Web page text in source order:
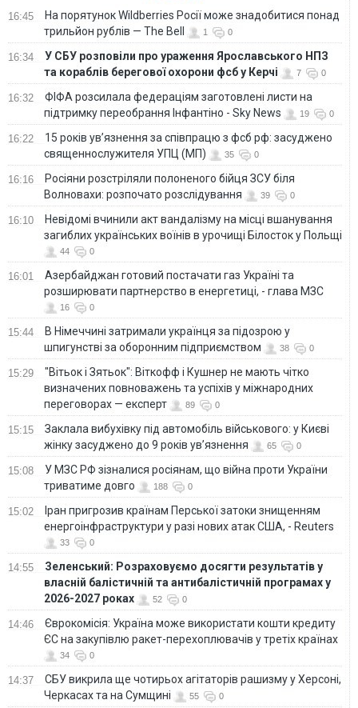
16:45
На порятунок Wildberries Росії може знадобитися понад
трильйон рублів — The Bell
1 0
16:34
У СБУ розповіли про ураження Ярославського НПЗ
та кораблів берегової охорони фсб у Керчі
7 0
16:32
ФІФА розсилала федераціям заготовлені листи на
підтримку переобрання Інфантіно - Sky News
19 0
16:22
15 років ув’язнення за співпрацю з фсб рф: засуджено
священнослужителя УПЦ (МП)
35 0
16:16
Росіяни розстріляли полоненого бійця ЗСУ біля
Волновахи: розпочато розслідування
39 0
16:10
Невідомі вчинили акт вандалізму на місці вшанування
загиблих українських воїнів в урочищі Білосток у Польщі
44 0
16:01
Азербайджан готовий постачати газ Україні та
розширювати партнерство в енергетиці, - глава МЗС
16 0
15:44
В Німеччині затримали українця за підозрою у
шпигунстві за оборонним підприємством
38 0
15:29
"Вітьок і Зятьок": Віткофф і Кушнер не мають чітко
визначених повноважень та успіхів у міжнародних
переговорах — експерт
89 0
15:15
Заклала вибухівку під автомобіль військового: у Києві
жінку засуджено до 9 років ув’язнення
65 0
15:08
У МЗС РФ зізналися росіянам, що війна проти України
триватиме довго
188 0
15:02
Іран пригрозив країнам Перської затоки знищенням
енергоінфраструктури у разі нових атак США, - Reuters
33 0
14:55
Зеленський: Розраховуємо досягти результатів у
власній балістичній та антибалістичній програмах у
2026-2027 роках
52 0
14:46
Єврокомісія: Україна може використати кошти кредиту
ЄС на закупівлю ракет-перехоплювачів у третіх країнах
34 0
14:37
СБУ викрила ще чотирьох агітаторів рашизму у Херсоні,
Черкасах та на Сумщині
55 0